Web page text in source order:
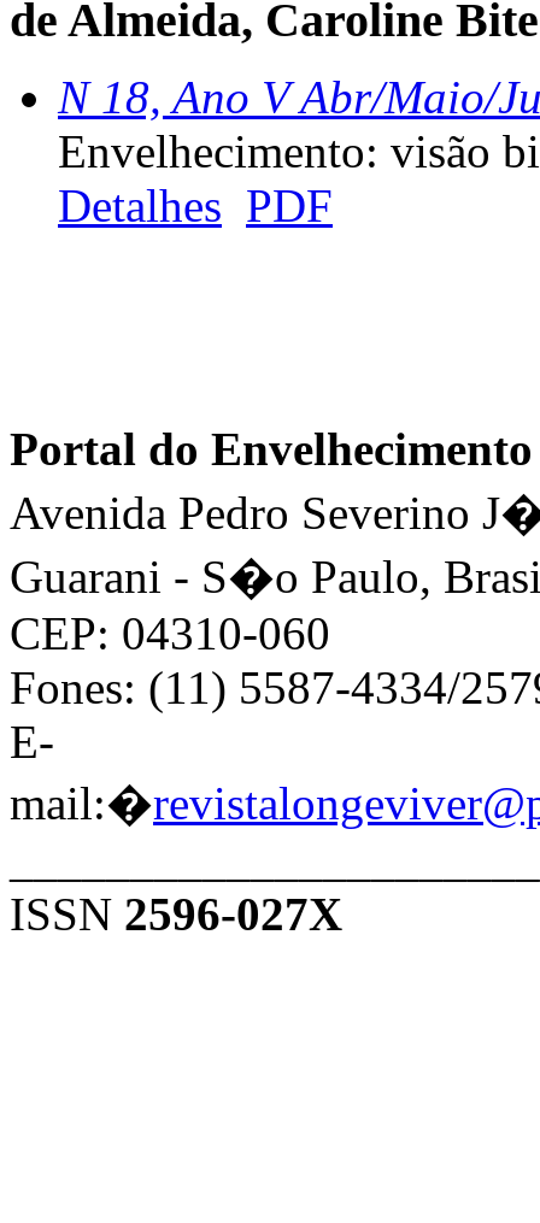
de Almeida, Caroline
N 18, Ano V Abr/Maio/
Envelhecimento: visão
Detalhes PDF
Portal do
Avenida Pedro Severino
Guarani - S�o Paulo,
CEP: 04310-060
Fones: (11) 5587-4334/
E-
mail:�
ISSN 2596-027X